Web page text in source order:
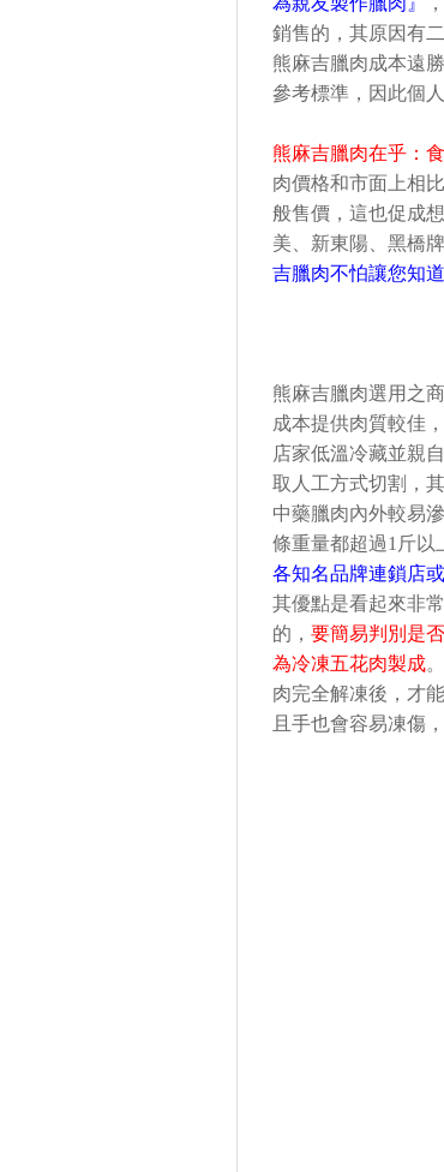
銷售的，其原因有
熊麻吉臘肉成本遠
參考標準，因此個
熊麻吉臘肉在乎：
肉價格和市面上相
般售價，這也促成
美、新東陽、黑橋牌
吉臘肉不怕讓您知道
熊麻吉臘肉選用之
成本提供肉質較佳
店家低溫冷藏並親
取人工方式切割，
中藥臘肉內外較易
條重量都超過1 斤以
各知名品牌連鎖店
其優點是看起來非
的， 要簡易判別是
為冷凍五花肉製成
肉完全解凍後，才
且手也會容易凍傷